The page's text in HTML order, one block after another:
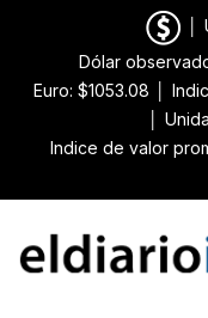
Dólar
Euro: $1053.08
Indice de valor